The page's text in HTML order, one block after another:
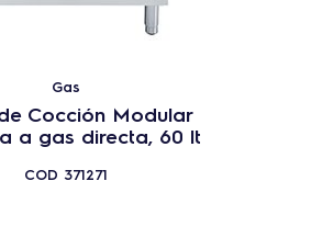
Gas
Cocción Modular
a gas directa, 60 lt
COD 371271